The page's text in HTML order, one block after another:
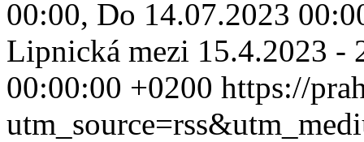
00:00, Do 14.07.2023
Lipnická mezi 15.4.2023 -
00:00:00 +0200 https://